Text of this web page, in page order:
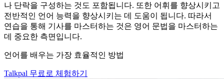
나 단락을 구성하는 것도 포함됩니다. 또한 어휘를 향상시키고
전반적인 언어 능력을 향상시키는 데 도움이 됩니다. 따라서
연습을 통해 기사를 마스터하는 것은 영어 문법을 마스터하는
데 중요한 측면입니다.
언어를 배우는 가장 효율적인 방법
Talkpal 무료로 체험하기